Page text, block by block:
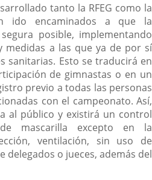
tanto la RFEG como la
ido encaminados a que la
posible, implementando
medidas a las que ya de por sí
sanitarias. Esto se traducirá en
de gimnastas o en un
previo a todas las personas
con el campeonato. Así,
al público y existirá un control
mascarilla excepto en la
ventilación, sin uso de
delegados o jueces, además del